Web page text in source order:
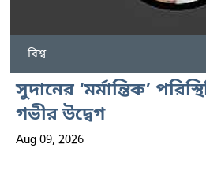
বিশ্ব
সুদানের ‘মর্মান্তিক’
গভীর উদ্বেগ
Aug 09, 2026